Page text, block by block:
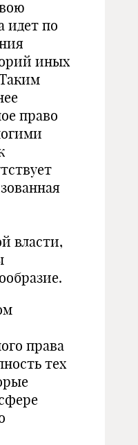
идет по
иных
право
власти,
права
тех